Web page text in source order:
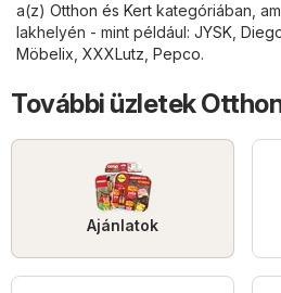
a(z) Otthon és Kert kategóriában,
lakhelyén - mint például: JYSK
Möbelix XXXLutz Pepco.
További üzletek
Ajánlatok